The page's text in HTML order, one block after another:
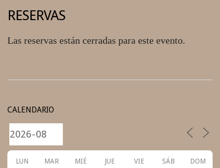
RESERVAS
Las reservas están cerradas para este evento.
27
CALENDARIO
LUN MAR MIÉ JUE VIE SÁB DOM